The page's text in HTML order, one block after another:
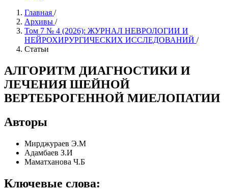
Главная /
Архивы /
Том 7 № 4 (2026): ЖУРНАЛ НЕВРОЛОГИИ И
НЕЙРОХИРУРГИЧЕСКИХ ИССЛЕДОВАНИЙ /
Статьи
АЛГОРИТМ ДИАГНОСТИКИ И
ЛЕЧЕНИЯ ШЕЙНОЙ
ВЕРТЕБРОГЕННОЙ МИЕЛОПАТИИ
Авторы
Мирджураев Э.М
Адамбаев З.И
Маматханова Ч.Б
Ключевые слова: